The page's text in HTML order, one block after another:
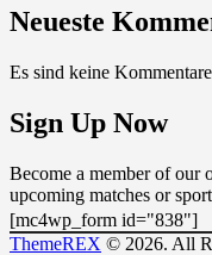
Neueste
Es sind keine
Sign Up Now
Become a member of our
upcoming matches or
[mc4wp_form id="838"]
ThemeREX © 2026. All